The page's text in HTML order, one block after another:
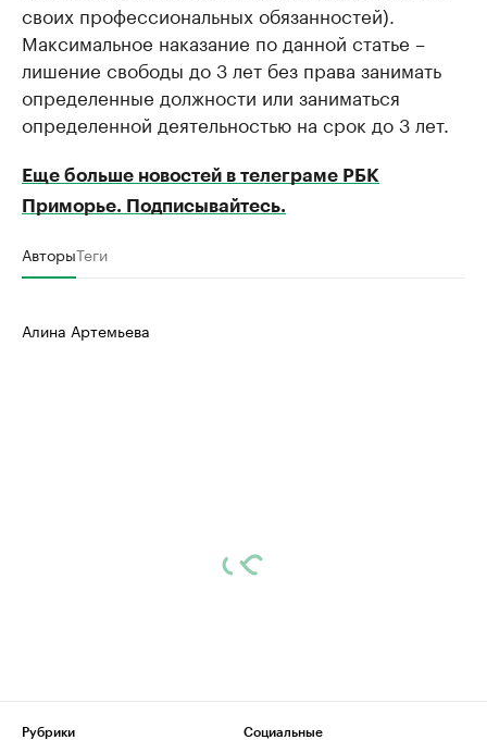
своих профессиональных обязанностей).
Максимальное наказание по данной статье –
лишение свободы до 3 лет без права занимать
определенные должности или заниматься
определенной деятельностью на срок до 3 лет.
Еще больше новостей в телеграме РБК
Приморье. Подписывайтесь.
АвторыТеги
Алина Артемьева
Рубрики
Социальные